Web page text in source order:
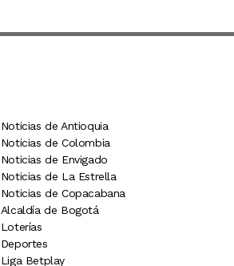
Noticias de Antioquia
Noticias de Colombia
Noticias de Envigado
Noticias de La Estrella
Noticias de Copacabana
Alcaldía de Bogotá
Loterías
Deportes
Liga Betplay